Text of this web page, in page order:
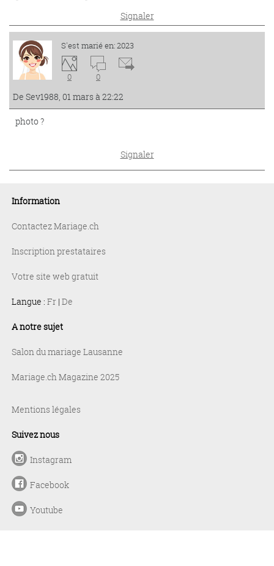
Signaler
S'est marié en: 2023
0 0
De Sev1988, 01 mars à 22:22
photo ?
Signaler
Information
Contactez Mariage.ch
Inscription prestataires
Votre site web gratuit
Langue : Fr | De
A notre sujet
Salon du mariage Lausanne
Mariage.ch Magazine 2025
Mentions légales
Suivez nous
Instagram
Facebook
Youtube